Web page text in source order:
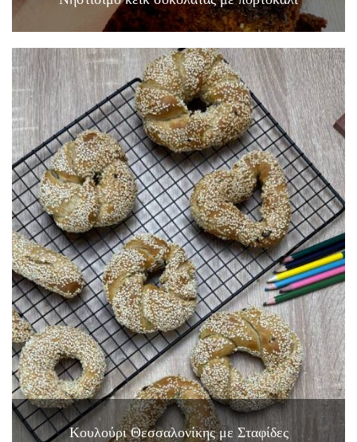
Κουλούρι Θεσσαλονίκης με Σταφίδες